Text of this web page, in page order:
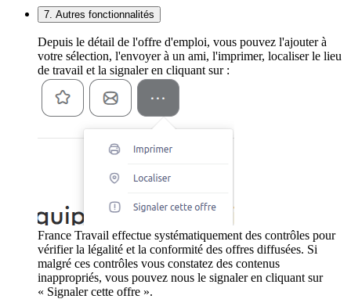
7. Autres fonctionnalités
Depuis le détail de l'offre d'emploi, vous pouvez l'ajouter à
votre sélection, l'envoyer à un ami, l'imprimer, localiser le lieu
de travail et la signaler en cliquant sur :
France Travail effectue systématiquement des contrôles pour
vérifier la légalité et la conformité des offres diffusées. Si
malgré ces contrôles vous constatez des contenus
inappropriés, vous pouvez nous le signaler en cliquant sur
« Signaler cette offre ».